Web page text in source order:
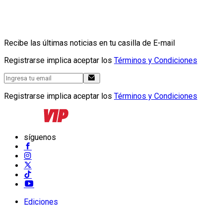
Recibe las últimas noticias en tu casilla de E-mail
Registrarse implica aceptar los Términos y Condiciones
Registrarse implica aceptar los Términos y Condiciones
síguenos
Ediciones